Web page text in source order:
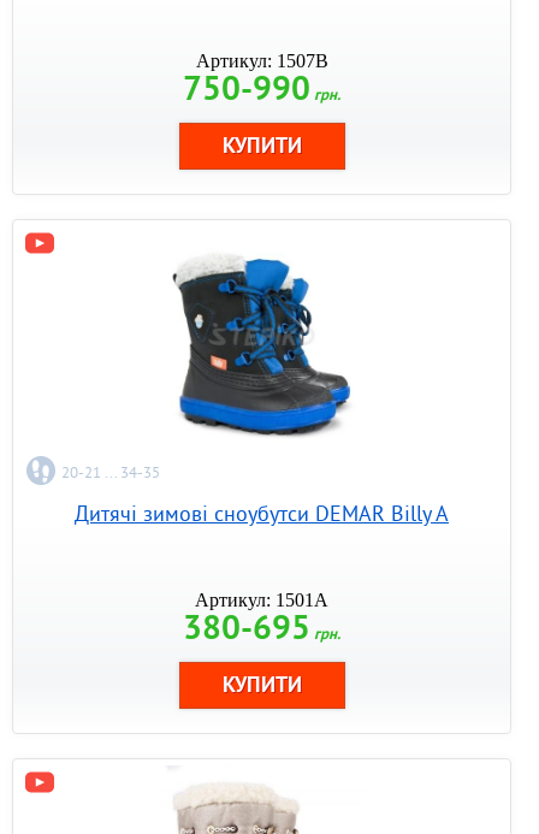
Артикул: 1507B
750-990 грн.
20-21 ... 34-35
Дитячі зимові сноубутси DEMAR Billy A
Артикул: 1501A
380-695 грн.